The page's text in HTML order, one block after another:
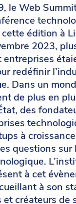
le Web
cette édition à
2023,
entreprises
redéfinir
Dans un
de plus en
des
à croissance
questions sur
à cet
à son
et créateurs de